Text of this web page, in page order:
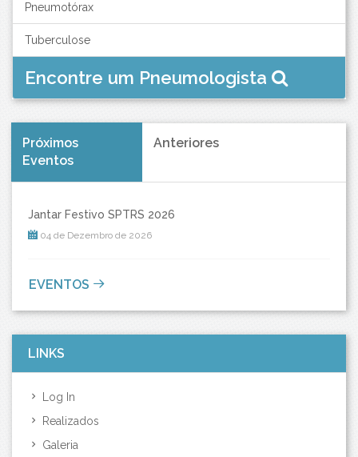
Pneumotórax
Tuberculose
Encontre um Pneumologista
Próximos
Eventos
Anteriores
Jantar Festivo SPTRS 2026
04 de Dezembro de 2026
EVENTOS
LINKS
Log In
Realizados
Galeria